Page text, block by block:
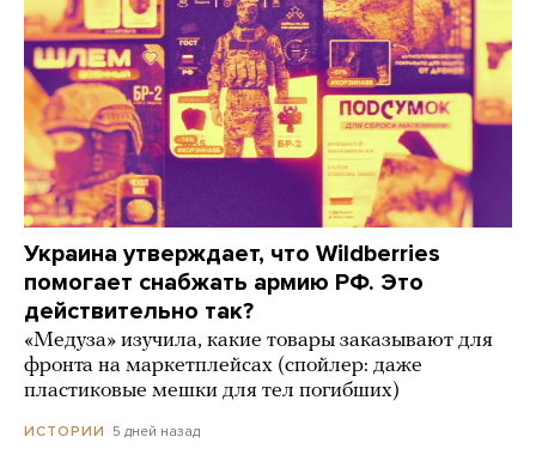
Украина утверждает, что Wildberries
помогает снабжать армию РФ. Это
действительно так?
«Медуза» изучила, какие товары заказывают для
фронта на маркетплейсах (спойлер: даже
пластиковые мешки для тел погибших)
ИСТОРИИ 5 дней назад